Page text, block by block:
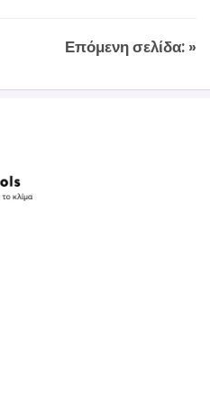
Επόμενη σελίδα: »